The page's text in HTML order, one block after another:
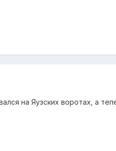
на Яузских воротах, а